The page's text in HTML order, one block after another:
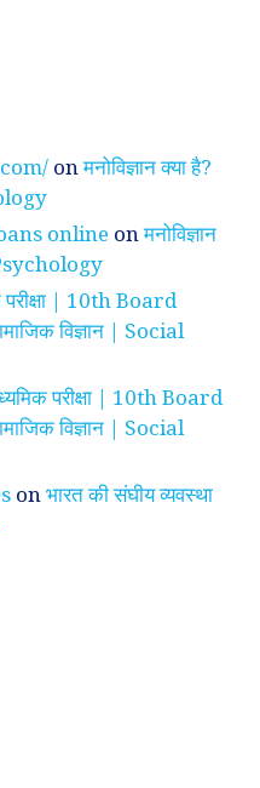
onमनोविज्ञान क्या है?
online onमनोविज्ञान
Psychology
परीक्षा | 10th Board
विज्ञान | Social
परीक्षा | 10th Board
विज्ञान | Social
onभारत की संघीय व्यवस्था